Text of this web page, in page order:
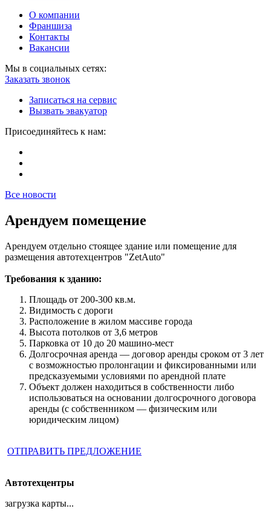
О компании
Франшиза
Контакты
Вакансии
Мы в социальных сетях:
Заказать звонок
Записаться на сервис
Вызвать эвакуатор
Присоединяйтесь к нам:
Все новости
Арендуем помещение
Арендуем отдельно стоящее здание или помещение для
размещения автотехцентров "ZetAuto"
Требования к зданию:
Площадь от 200-300 кв.м.
Видимость с дороги
Расположение в жилом массиве города
Высота потолков от 3,6 метров
Парковка от 10 до 20 машино-мест
Долгосрочная аренда — договор аренды сроком от 3 лет
с возможностью пролонгации и фиксированными или
предсказуемыми условиями по арендной плате
Объект должен находиться в собственности либо
использоваться на основании долгосрочного договора
аренды (с собственником — физическим или
юридическим лицом)
ОТПРАВИТЬ ПРЕДЛОЖЕНИЕ
Автотехцентры
загрузка карты...